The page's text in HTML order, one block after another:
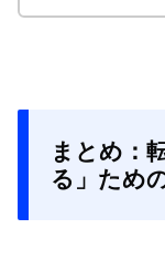
まとめ：
る」ため